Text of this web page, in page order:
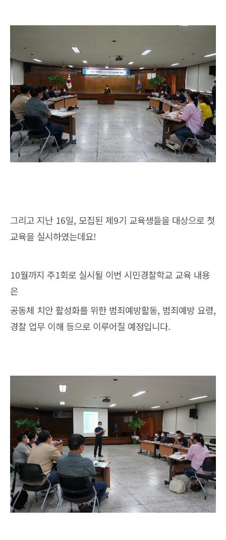
그리고 지난 16일, 모집된 제9기 교육생들을 대상으로 첫
교육을 실시하였는데요!
10월까지 주1회로 실시될 이번 시민경찰학교 교육 내용
은
공동체 치안 활성화를 위한 범죄예방활동, 범죄예방 요령,
경찰 업무 이해 등으로 이루어질 예정입니다.